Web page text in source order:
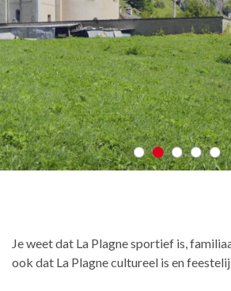
Je weet dat La Plagne sportief is,
ook dat La Plagne cultureel is en